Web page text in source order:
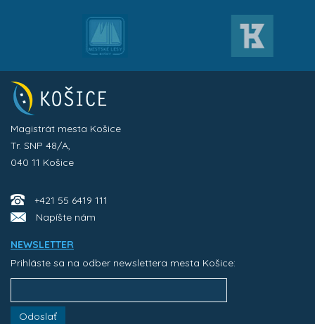
Magistrát mesta Košice
Tr. SNP 48/A,
040 11 Košice
+421 55 6419 111
Napíšte nám
NEWSLETTER
Prihláste sa na odber newslettera mesta Košice:
Odoslať